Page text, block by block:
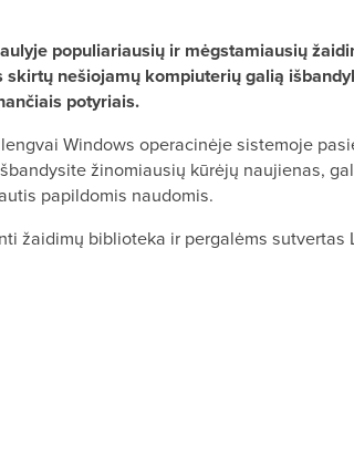
populiariausių ir mėgstamiausių
skirtų nešiojamų kompiuterių galią
potyriais.
Windows operacinėje sistemoje
žinomiausių kūrėjų naujienas,
papildomis naudomis.
žaidimų biblioteka ir pergalėms sutvertas